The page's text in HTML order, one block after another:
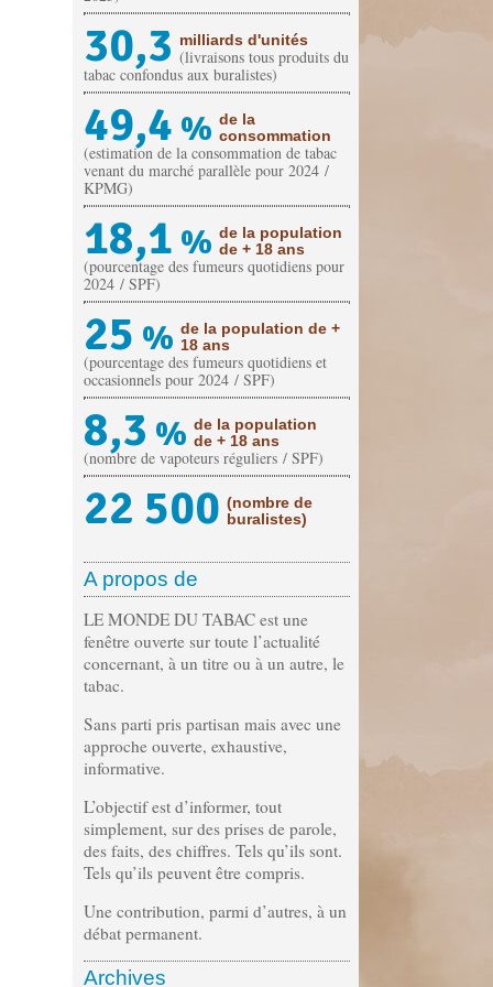
30,3 milliards d'unités
(livraisons tous produits du
tabac confondus aux buralistes)
49,4 % de la
consommation
(estimation de la consommation de tabac
venant du marché parallèle pour 2024 /
KPMG)
18,1 % de la population
de + 18 ans
(pourcentage des fumeurs quotidiens pour
2024 / SPF)
25 % de la population de +
18 ans
(pourcentage des fumeurs quotidiens et
occasionnels pour 2024 / SPF)
8,3 % de la population
de + 18 ans
(nombre de vapoteurs réguliers / SPF)
22 500 (nombre de
buralistes)
A propos de
LE MONDE DU TABAC est une
fenêtre ouverte sur toute l’actualité
concernant, à un titre ou à un autre, le
tabac.
Sans parti pris partisan mais avec une
approche ouverte, exhaustive,
informative.
L’objectif est d’informer, tout
simplement, sur des prises de parole,
des faits, des chiffres. Tels qu’ils sont.
Tels qu’ils peuvent être compris.
Une contribution, parmi d’autres, à un
débat permanent.
Archives